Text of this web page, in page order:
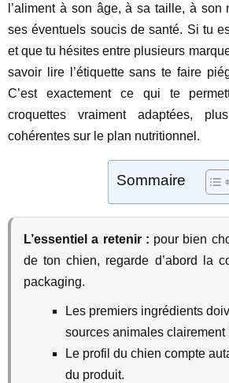
l’aliment à son âge, à sa taille, à son
ses éventuels soucis de santé. Si tu
et que tu hésites entre plusieurs
savoir lire l’étiquette sans te faire
C’est exactement ce qui te
croquettes vraiment adaptées,
cohérentes sur le plan nutritionnel.
Sommaire
L’essentiel a retenir : pour bien
de ton chien, regarde d’abord la
packaging.
Les premiers ingrédients
sources animales clairement
Le profil du chien compte
du produit.